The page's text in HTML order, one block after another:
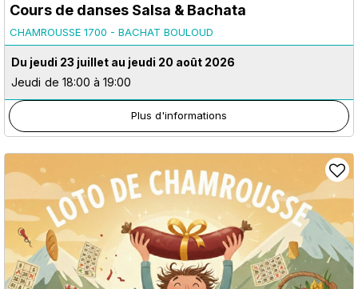
Cours de danses Salsa & Bachata
CHAMROUSSE 1700 - BACHAT BOULOUD
Du jeudi 23 juillet au jeudi 20 août 2026
Jeudi de 18:00 à 19:00
Plus d'informations